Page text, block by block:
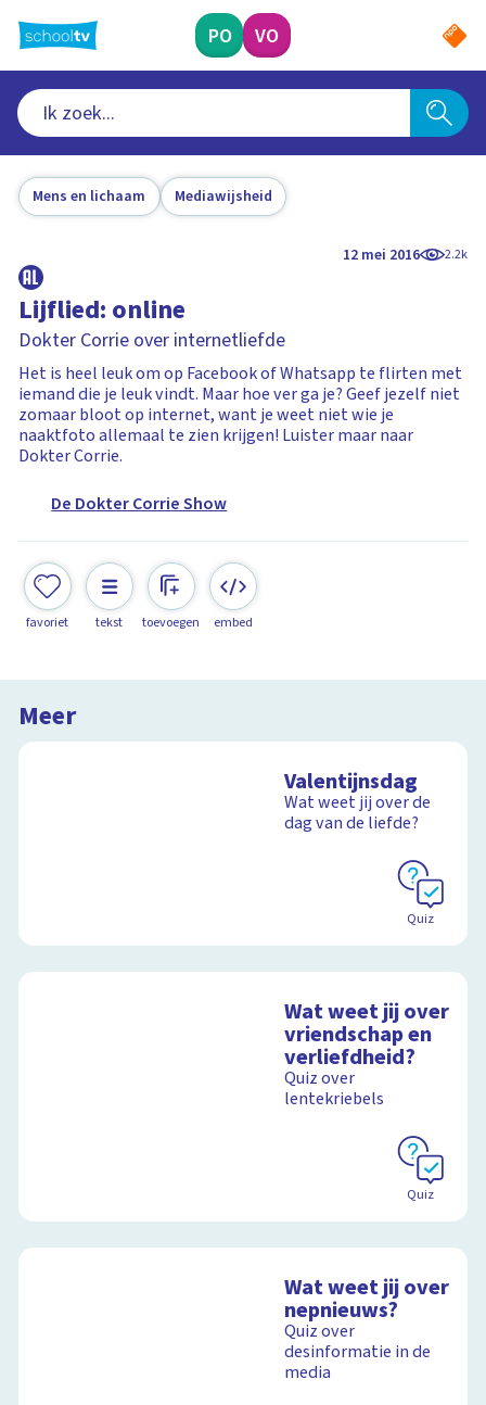
naar
hoofdinhoud
PO VO
Mens en lichaam Mediawijsheid
12 mei 2016 2.2k
Lijflied: online
Dokter Corrie over internetliefde
Het is heel leuk om op Facebook of Whatsapp te flirten met
iemand die je leuk vindt. Maar hoe ver ga je? Geef jezelf niet
zomaar bloot op internet, want je weet niet wie je
naaktfoto allemaal te zien krijgen! Luister maar naar
Dokter Corrie.
De Dokter Corrie Show
favoriet tekst toevoegen embed
Meer
Valentijnsdag
Wat weet jij over de
dag van de liefde?
Quiz
Wat weet jij over
vriendschap en
verliefdheid?
Quiz over
lentekriebels
Quiz
Wat weet jij over
nepnieuws?
Quiz over
desinformatie in de
media